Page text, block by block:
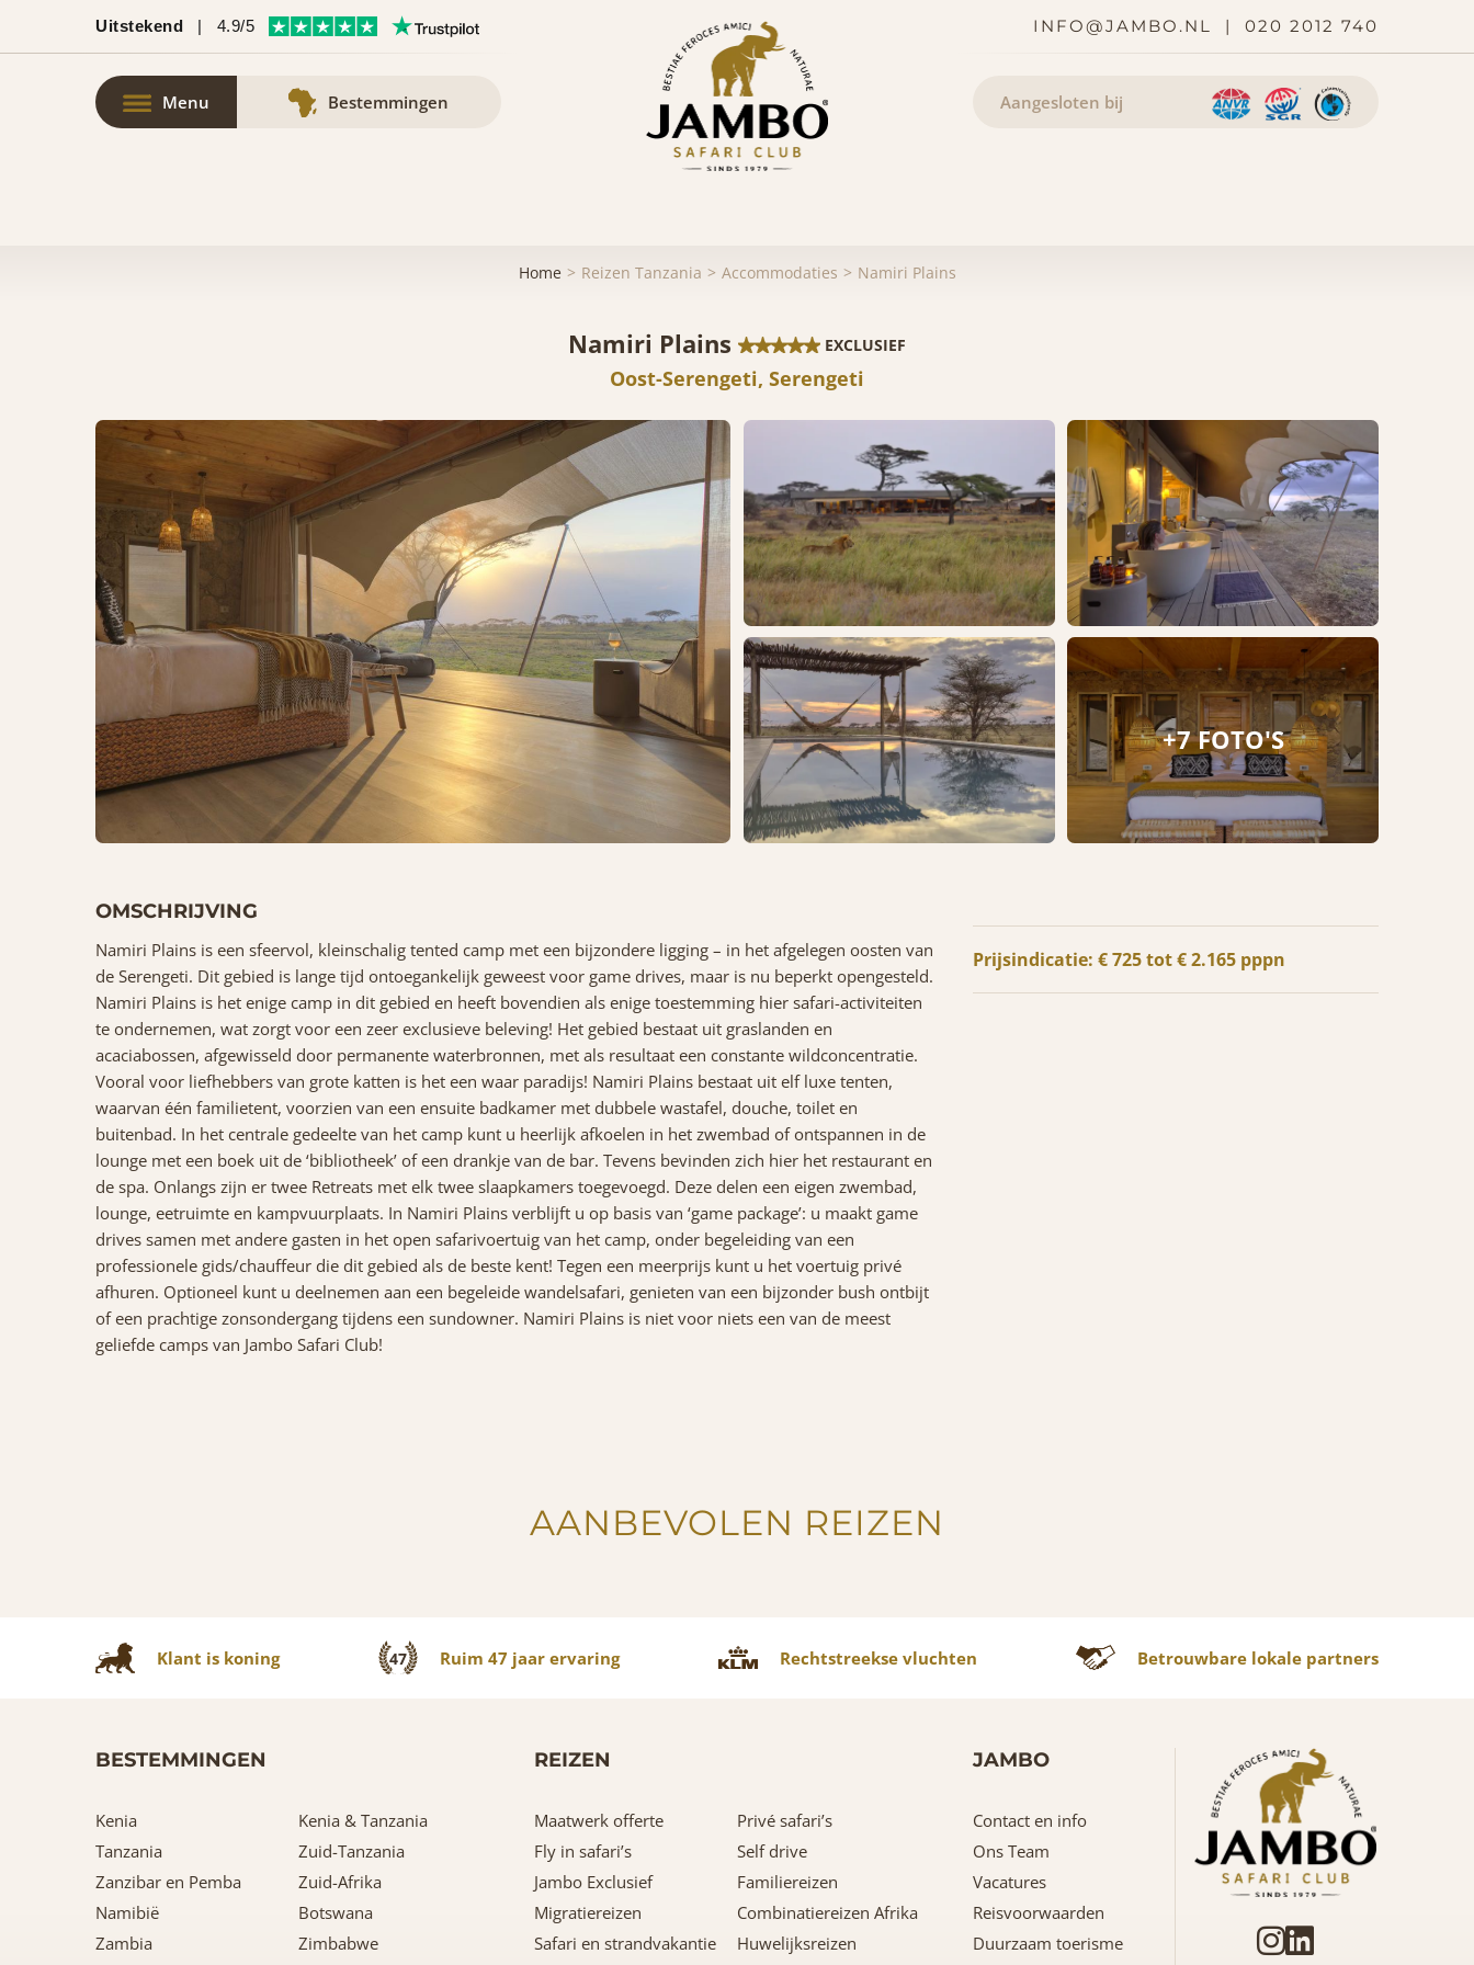
Uitstekend | 4.9/5 INFO@JAMBO.NL | 020 2012 740
Menu Bestemmingen Aangesloten bij
Home Reizen Tanzania Accommodaties Namiri Plains
Namiri Plains EXCLUSIEF
Oost-Serengeti, Serengeti
+7 FOTO'S
OMSCHRIJVING
Namiri Plains is een sfeervol, kleinschalig tented camp met een bijzondere ligging – in het afgelegen oosten van
de Serengeti. Dit gebied is lange tijd ontoegankelijk geweest voor game drives, maar is nu beperkt opengesteld.
Namiri Plains is het enige camp in dit gebied en heeft bovendien als enige toestemming hier safari-activiteiten
te ondernemen, wat zorgt voor een zeer exclusieve beleving! Het gebied bestaat uit graslanden en
acaciabossen, afgewisseld door permanente waterbronnen, met als resultaat een constante wildconcentratie.
Vooral voor liefhebbers van grote katten is het een waar paradijs! Namiri Plains bestaat uit elf luxe tenten,
waarvan één familietent, voorzien van een ensuite badkamer met dubbele wastafel, douche, toilet en
buitenbad. In het centrale gedeelte van het camp kunt u heerlijk afkoelen in het zwembad of ontspannen in de
lounge met een boek uit de ‘bibliotheek’ of een drankje van de bar. Tevens bevinden zich hier het restaurant en
de spa. Onlangs zijn er twee Retreats met elk twee slaapkamers toegevoegd. Deze delen een eigen zwembad,
lounge, eetruimte en kampvuurplaats. In Namiri Plains verblijft u op basis van ‘game package’: u maakt game
drives samen met andere gasten in het open safarivoertuig van het camp, onder begeleiding van een
professionele gids/chauffeur die dit gebied als de beste kent! Tegen een meerprijs kunt u het voertuig privé
afhuren. Optioneel kunt u deelnemen aan een begeleide wandelsafari, genieten van een bijzonder bush ontbijt
of een prachtige zonsondergang tijdens een sundowner. Namiri Plains is niet voor niets een van de meest
geliefde camps van Jambo Safari Club!
Prijsindicatie: € 725 tot € 2.165 pppn
AANBEVOLEN REIZEN
Klant is koning 47 Ruim 47 jaar ervaring Rechtstreekse vluchten Betrouwbare lokale partners
BESTEMMINGEN
Kenia
Kenia & Tanzania
Tanzania
Zuid-Tanzania
Zanzibar en Pemba
Zuid-Afrika
Namibië
Botswana
Zambia
Zimbabwe
REIZEN
Maatwerk offerte
Privé safari’s
Fly in safari’s
Self drive
Jambo Exclusief
Familiereizen
Migratiereizen
Combinatiereizen Afrika
Safari en strandvakantie
Huwelijksreizen
JAMBO
Contact en info
Ons Team
Vacatures
Reisvoorwaarden
Duurzaam toerisme